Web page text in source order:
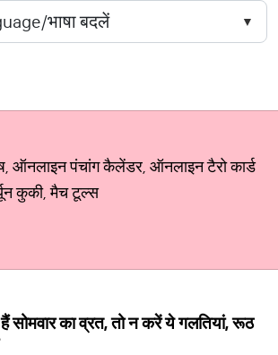
ऑनलाइन पंचांग कैलेंडर, ऑनलाइन टैरो कार्ड
कुकी, मैच टूल्स
सोमवार का व्रत, तो न करें ये गलतियां, रूठ